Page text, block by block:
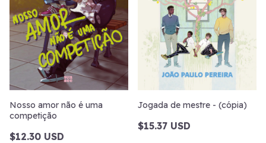
Nosso amor não é uma
competição
$12.30 USD
Jogada de mestre - (cópia)
$15.37 USD